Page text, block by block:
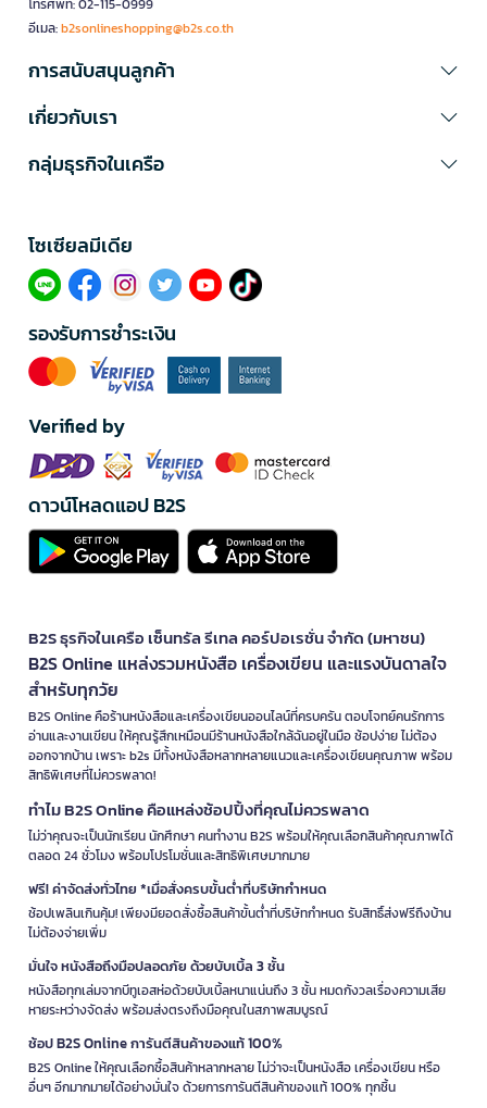
โทรศัพท์: 02-115-0999
อีเมล:b2sonlineshopping@b2s.co.th
การสนับสนุนลูกค้า
เกี่ยวกับเรา
กลุ่มธุรกิจในเครือ
โซเซียลมีเดีย​
รองรับการชำระเงิน
Verified by
ดาวน์โหลดแอป B2S
B2S ธุรกิจในเครือ เซ็นทรัล รีเทล คอร์ปอเรชั่น จำกัด (มหาชน)
B2S Online แหล่งรวมหนังสือ เครื่องเขียน และแรงบันดาลใจ
สำหรับทุกวัย
B2S Online คือร้านหนังสือและเครื่องเขียนออนไลน์ที่ครบครัน ตอบโจทย์คนรักการ
อ่านและงานเขียน ให้คุณรู้สึกเหมือนมีร้านหนังสือใกล้ฉันอยู่ในมือ ช้อปง่าย ไม่ต้อง
ออกจากบ้าน เพราะ b2s มีทั้งหนังสือหลากหลายแนวและเครื่องเขียนคุณภาพ พร้อม
สิทธิพิเศษที่ไม่ควรพลาด!
ทำไม B2S Online คือแหล่งช้อปปิ้งที่คุณไม่ควรพลาด
ไม่ว่าคุณจะเป็นนักเรียน นักศึกษา คนทำงาน B2S พร้อมให้คุณเลือกสินค้าคุณภาพได้
ตลอด 24 ชั่วโมง พร้อมโปรโมชั่นและสิทธิพิเศษมากมาย
ฟรี! ค่าจัดส่งทั่วไทย *เมื่อสั่งครบขั้นต่ำที่บริษัทกำหนด
ช้อปเพลินเกินคุ้ม! เพียงมียอดสั่งซื้อสินค้าขั้นต่ำที่บริษัทกำหนด รับสิทธิ์ส่งฟรีถึงบ้าน
ไม่ต้องจ่ายเพิ่ม
มั่นใจ หนังสือถึงมือปลอดภัย ด้วยบับเบิ้ล 3 ชั้น
หนังสือทุกเล่มจากบีทูเอสห่อด้วยบับเบิ้ลหนาแน่นถึง 3 ชั้น หมดกังวลเรื่องความเสีย
หายระหว่างจัดส่ง พร้อมส่งตรงถึงมือคุณในสภาพสมบูรณ์
ช้อป B2S Online การันตีสินค้าของแท้ 100%
B2S Online ให้คุณเลือกซื้อสินค้าหลากหลาย ไม่ว่าจะเป็นหนังสือ เครื่องเขียน หรือ
อื่นๆ อีกมากมายได้อย่างมั่นใจ ด้วยการการันตีสินค้าของแท้ 100% ทุกชิ้น